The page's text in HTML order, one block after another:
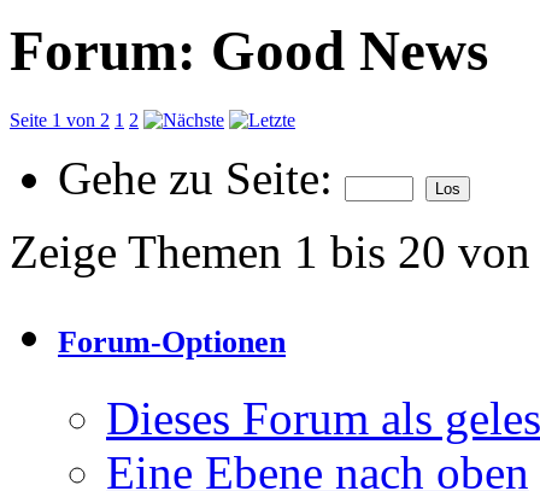
Forum: Good News
Seite 1 von 2 1 2
Gehe zu Seite:
Zeige Themen 1 bis 20
Forum-Optionen
Dieses Forum als
Eine Ebene nach oben